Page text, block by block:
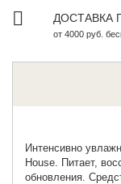
ДОСТАВКА
от 4000 руб.
Интенсивно
House . Питает,
обновления.